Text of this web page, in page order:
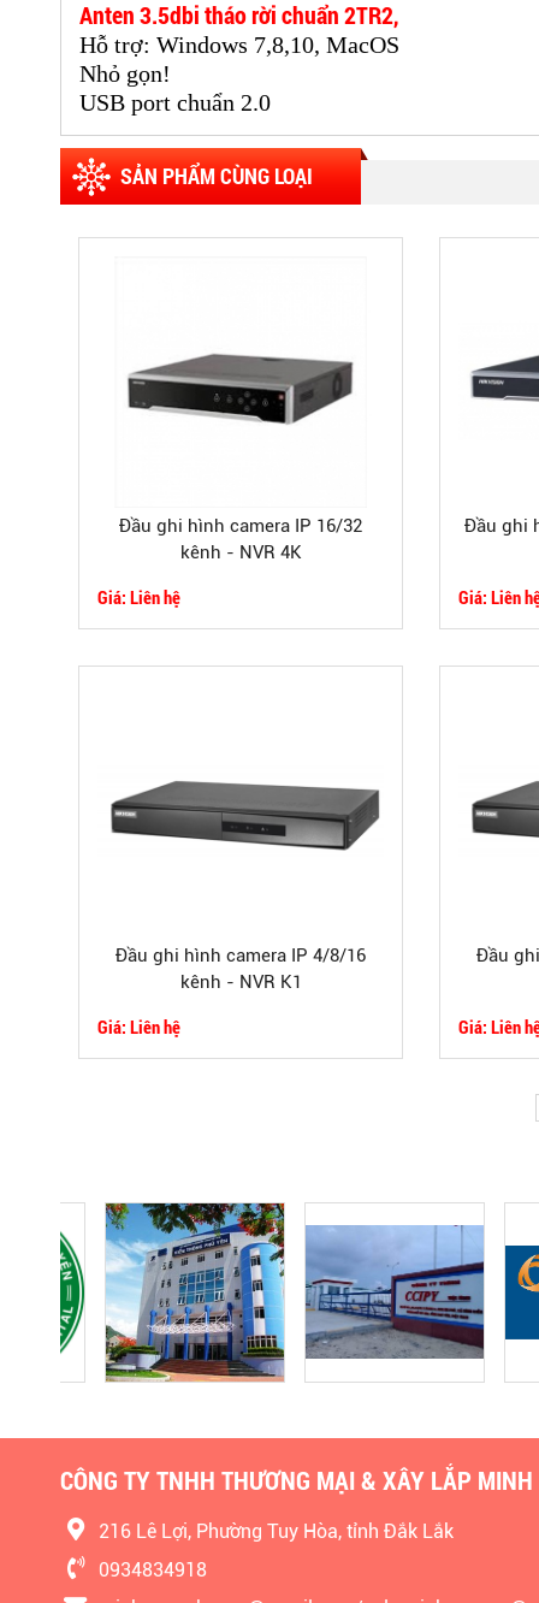
Anten 3.5dbi tháo rời chuẩn 2TR2,
Hỗ trợ: Windows 7,8,10, MacOS
Nhỏ gọn!
USB port chuẩn 2.0
SẢN PHẨM CÙNG LOẠI
Đầu ghi hình camera IP 16/32
kênh - NVR 4K
Giá: Liên hệ
Đầu ghi
Giá: Liên
Đầu ghi hình camera IP 4/8/16
kênh - NVR K1
Giá: Liên hệ
Đầu
Giá: Liên
CÔNG TY TNHH THƯƠNG MẠI & XÂY LẮP
216 Lê Lợi, Phường Tuy Hòa, tỉnh Đắk Lắk
0934834918